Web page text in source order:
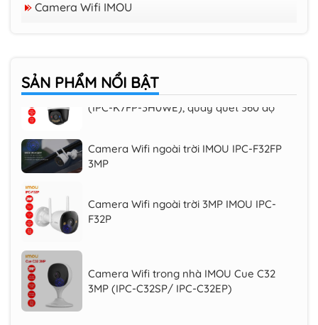
Trọn Bộ 04 Camera
Camera Wifi IMOU
SẢN PHẨM NỔI BẬT
Camera Wifi iMOU Cruiser SC 2K 3MP
Camera Wifi ngoài trời IMOU IPC-F32FP
3MP
Camera Wifi ngoài trời 3MP IMOU IPC-
F32P
Camera Wifi trong nhà IMOU Cue C32
3MP (IPC-C32SP/ IPC-C32EP)